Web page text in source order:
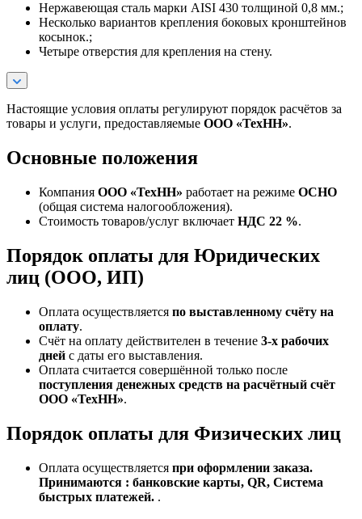
Нержавеющая сталь марки AISI 430 толщиной 0,8 мм.;
Несколько вариантов крепления боковых кронштейнов
косынок.;
Четыре отверстия для крепления на стену.
Настоящие условия оплаты регулируют порядок расчётов за
товары и услуги, предоставляемые ООО «ТехНН».
Основные положения
Компания ООО «ТехНН» работает на режиме ОСНО
(общая система налогообложения).
Стоимость товаров/услуг включает НДС 22 %.
Порядок оплаты для Юридических
лиц (ООО, ИП)
Оплата осуществляется по выставленному счёту на
оплату.
Счёт на оплату действителен в течение 3‑х рабочих
дней с даты его выставления.
Оплата считается совершённой только после
поступления денежных средств на расчётный счёт
ООО «ТехНН».
Порядок оплаты для Физических лиц
Оплата осуществляется при оформлении заказа.
Принимаются : банковские карты, QR, Система
быстрых платежей. .